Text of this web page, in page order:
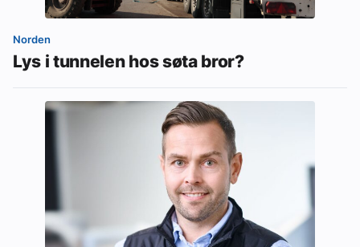
Norden
Lys i tunnelen hos søta bror?